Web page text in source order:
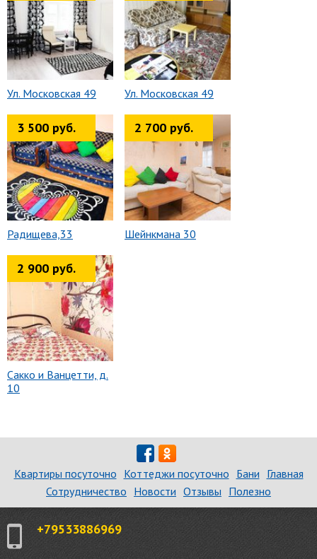
Ул. Московская 49 Ул. Московская 49
3 500 руб.
Радищева,33
2 700 руб.
Шейнкмана 30
2 900 руб.
Сакко и Ванцетти, д.
10
Квартиры посуточно Коттеджи посуточно Бани Главная
Сотрудничество Новости Отзывы Полезно
+79533886969